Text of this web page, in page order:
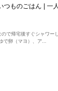
つものごはん | 一
で帰宅後すぐシャワー
で卵（マヨ）、ア...